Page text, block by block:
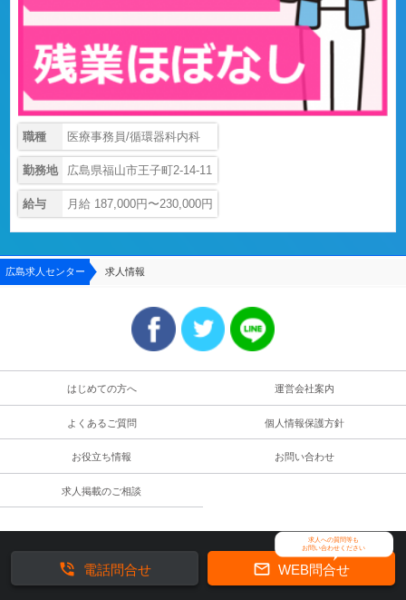
職種 医療事務員/循環器科内科
勤務地 広島県福山市王子町2-14-11
給与 月給 187,000円〜230,000円
広島求人センター 求人情報
はじめての方へ 運営会社案内
よくあるご質問 個人情報保護方針
お役立ち情報 お問い合わせ
求人掲載のご相談
求人への質問等も
お問い合わせください
 WEB問合せ
 電話問合せ